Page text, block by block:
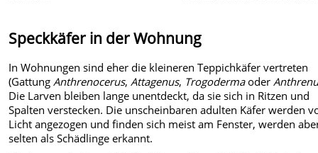
Speckkäfer in der Wohnung
In Wohnungen sind eher die kleineren Teppichkäfer vertreten
(GattungAnthrenocerus,Attagenus, Trogodermaoder
Die Larven bleiben lange unentdeckt, da sie sich in Ritzen und
Spalten verstecken. Die unscheinbaren adulten Käfer werden
Licht angezogen und finden sich meist am Fenster, werden
selten als Schädlinge erkannt.